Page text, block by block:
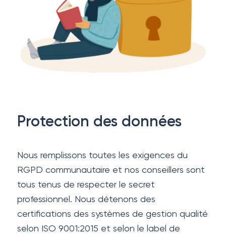
Protection des données
Nous remplissons toutes les exigences du
RGPD communautaire et nos conseillers sont
tous tenus de respecter le secret
professionnel. Nous détenons des
certifications des systèmes de gestion qualité
selon ISO 9001:2015 et selon le label de